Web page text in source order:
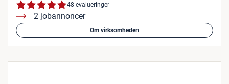
48 evalueringer
2 jobannoncer
Om virksomheden